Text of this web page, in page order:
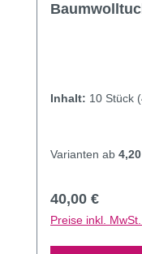
Inhalt: 10 Stück
Varianten ab
Regulärer
40,00 €
Preise inkl.